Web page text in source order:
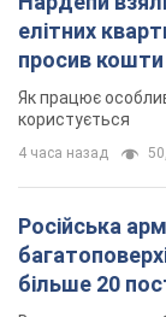
елітних
просив
Як працює
користується
4 часа назад
Російська
більше 20